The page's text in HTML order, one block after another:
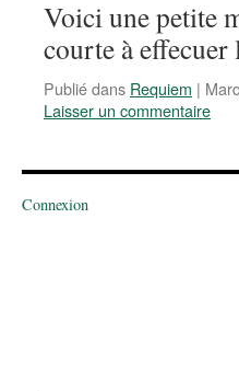
Voici une petite
courte à effecuer
Publié dans Requiem |
Laisser un commentaire
Connexion